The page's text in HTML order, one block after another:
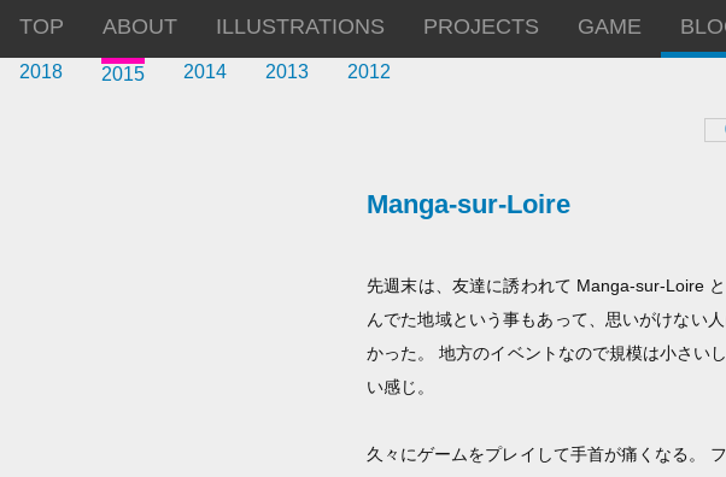
TOP ABOUT ILLUSTRATIONS PROJECTS GAME
2018 2015 2014 2013 2012
Manga-sur-Loire
先週末は、友達に誘われて Manga-sur-Loire
んでた地域という事もあって、思いがけない
かった。 地方のイベントなので規模は小さい
い感じ。
久々にゲームをプレイして手首が痛くなる。